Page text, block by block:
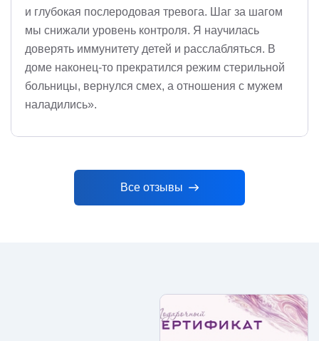
и глубокая послеродовая тревога. Шаг за шагом
мы снижали уровень контроля. Я научилась
доверять иммунитету детей и расслабляться. В
доме наконец-то прекратился режим стерильной
больницы, вернулся смех, а отношения с мужем
наладились».
Все отзывы